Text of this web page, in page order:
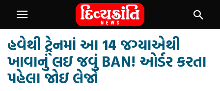
હવેથી ટ્રે્નમાં આ 14 જગ્યાએથી
ખાવાનું લઇ જવું BAN! ઓર્ડર કરતા
પહેલા જોઇ લેજો